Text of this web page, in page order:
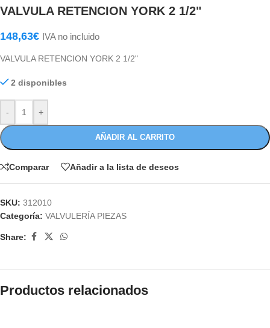
VALVULA RETENCION YORK 2 1/2"
148,63€ IVA no incluido
VALVULA RETENCION YORK 2 1/2"
2 disponibles
- +
AÑADIR AL CARRITO
Comparar Añadir a la lista de deseos
SKU: 312010
Categoría: VALVULERÍA PIEZAS
Share:
Productos relacionados